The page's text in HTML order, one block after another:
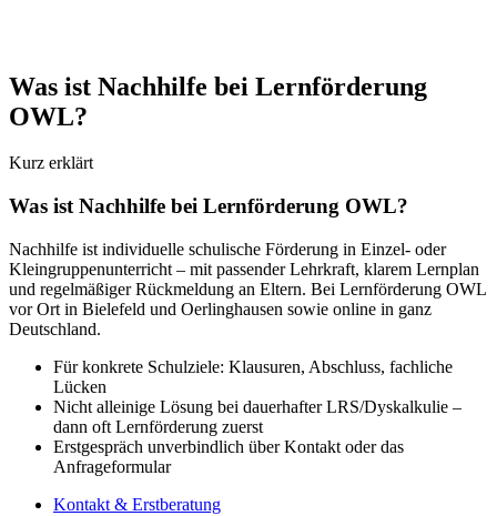
Was ist Nachhilfe bei Lernförderung
OWL?
Kurz erklärt
Was ist Nachhilfe bei Lernförderung OWL?
Nachhilfe ist individuelle schulische Förderung in Einzel- oder
Kleingruppenunterricht – mit passender Lehrkraft, klarem Lernplan
und regelmäßiger Rückmeldung an Eltern. Bei Lernförderung OWL
vor Ort in Bielefeld und Oerlinghausen sowie online in ganz
Deutschland.
Für konkrete Schulziele: Klausuren, Abschluss, fachliche
Lücken
Nicht alleinige Lösung bei dauerhafter LRS/Dyskalkulie –
dann oft Lernförderung zuerst
Erstgespräch unverbindlich über Kontakt oder das
Anfrageformular
Kontakt & Erstberatung